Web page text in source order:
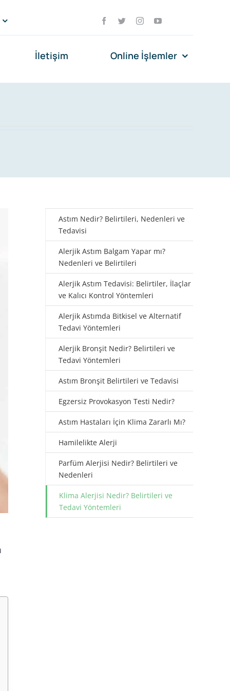
İletişim Online İşlemler
Astım Nedir? Belirtileri, Nedenleri ve
Tedavisi
Alerjik Astım Balgam Yapar mı?
Nedenleri ve Belirtileri
Alerjik Astım Tedavisi: Belirtiler, İlaçlar
ve Kalıcı Kontrol Yöntemleri
Alerjik Astımda Bitkisel ve Alternatif
Tedavi Yöntemleri
Alerjik Bronşit Nedir? Belirtileri ve
Tedavi Yöntemleri
Astım Bronşit Belirtileri ve Tedavisi
Egzersiz Provokasyon Testi Nedir?
Astım Hastaları İçin Klima Zararlı Mı?
Hamilelikte Alerji
Parfüm Alerjisi Nedir? Belirtileri ve
Nedenleri
Klima Alerjisi Nedir? Belirtileri ve
Tedavi Yöntemleri